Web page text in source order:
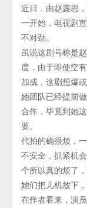
近日，由赵露思
一开始，电视剧
不对劲。
虽说这剧号称是
度，由于即使空
加成，这剧想爆
她团队已经提前
合作，毕竟到她
要。
代拍的确很烦，
不安全，抓紧机
个所以真的烦了
她们把儿机放下
在作者看来，演